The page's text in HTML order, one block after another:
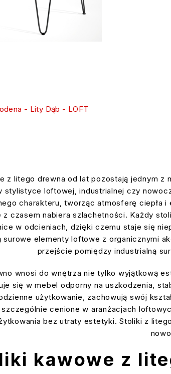
- Lity Dąb - LOFT
z litego drewna od lat pozostają jednym
stylistyce loftowej, industrialnej czy
charakteru, tworząc atmosferę ciepła
czasem nabiera szlachetności. Każdy
w odcieniach, dzięki czemu staje się
surowe elementy loftowe z organicznymi
przejście pomiędzy industrialną
wnosi do wnętrza nie tylko wyjątkową
się w mebel odporny na uszkodzenia,
użytkowanie, zachowują swój
cenione w aranżacjach
bez utraty estetyki. Stoliki z
kawowe z